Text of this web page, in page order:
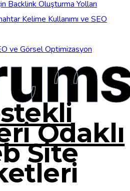
Backlink Oluşturma Yolları
Kelime Kullanımı ve SEO
ve Görsel Optimizasyon
Odaklı
Site